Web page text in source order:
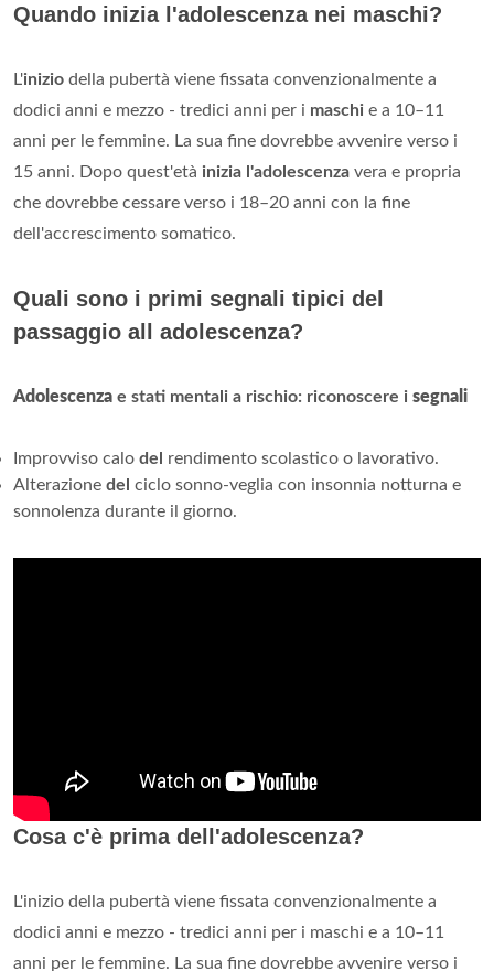
Quando inizia l'adolescenza nei maschi?
L'inizio della pubertà viene fissata convenzionalmente a
dodici anni e mezzo - tredici anni per i maschi e a 10–11
anni per le femmine. La sua fine dovrebbe avvenire verso i
15 anni. Dopo quest'età inizia l'adolescenza vera e propria
che dovrebbe cessare verso i 18–20 anni con la fine
dell'accrescimento somatico.
Quali sono i primi segnali tipici del
passaggio all adolescenza?
Adolescenza e stati mentali a rischio: riconoscere i segnali
Improvviso calo del
rendimento scolastico o lavorativo.
Alterazione del ciclo sonno-veglia con insonnia notturna e
sonnolenza durante il giorno.
Cosa c'è prima dell'adolescenza?
L'inizio della pubertà viene fissata convenzionalmente a
dodici anni e mezzo - tredici anni per i maschi e a 10–11
anni per le femmine. La sua fine dovrebbe avvenire verso i